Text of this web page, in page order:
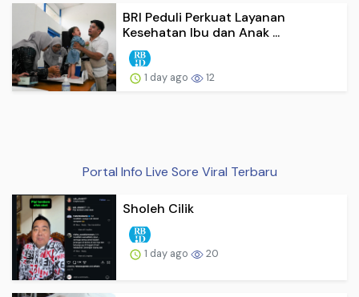
BRI Peduli Perkuat Layanan
Kesehatan Ibu dan Anak ...
1 day ago 12
Portal Info Live Sore Viral Terbaru
Sholeh Cilik
1 day ago 20